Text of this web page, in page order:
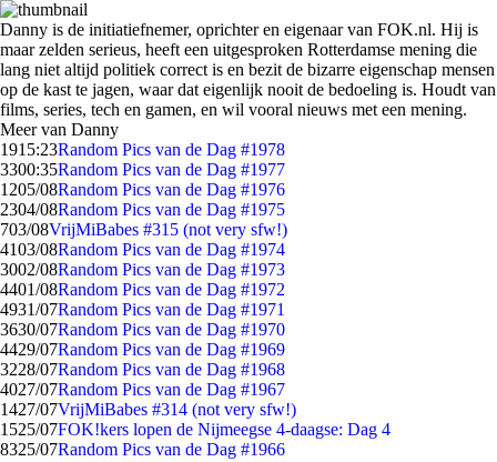
Danny is de initiatiefnemer, oprichter en eigenaar van FOK.nl. Hij is
maar zelden serieus, heeft een uitgesproken Rotterdamse mening die
lang niet altijd politiek correct is en bezit de bizarre eigenschap mensen
op de kast te jagen, waar dat eigenlijk nooit de bedoeling is. Houdt van
films, series, tech en gamen, en wil vooral nieuws met een mening.
Meer van Danny
1915:23Random Pics van de Dag #1978
3300:35Random Pics van de Dag #1977
1205/08Random Pics van de Dag #1976
2304/08Random Pics van de Dag #1975
703/08VrijMiBabes #315 (not very sfw!)
4103/08Random Pics van de Dag #1974
3002/08Random Pics van de Dag #1973
4401/08Random Pics van de Dag #1972
4931/07Random Pics van de Dag #1971
3630/07Random Pics van de Dag #1970
4429/07Random Pics van de Dag #1969
3228/07Random Pics van de Dag #1968
4027/07Random Pics van de Dag #1967
1427/07VrijMiBabes #314 (not very sfw!)
1525/07FOK!kers lopen de Nijmeegse 4-daagse: Dag 4
8325/07Random Pics van de Dag #1966